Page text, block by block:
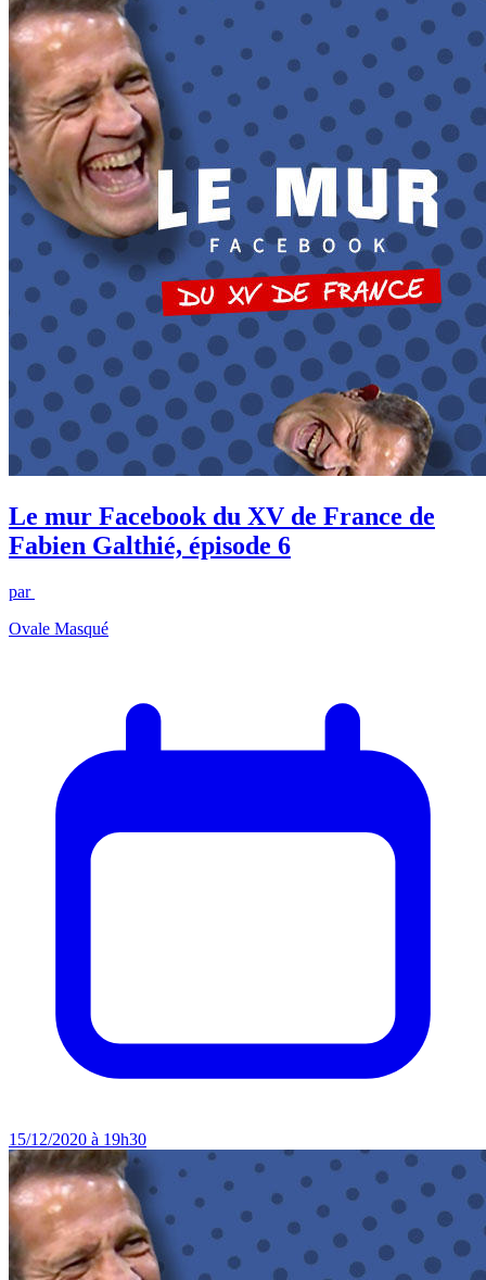
Le mur Facebook du XV de France de
Fabien Galthié, épisode 6
par
Ovale Masqué
15/12/2020 à 19h30